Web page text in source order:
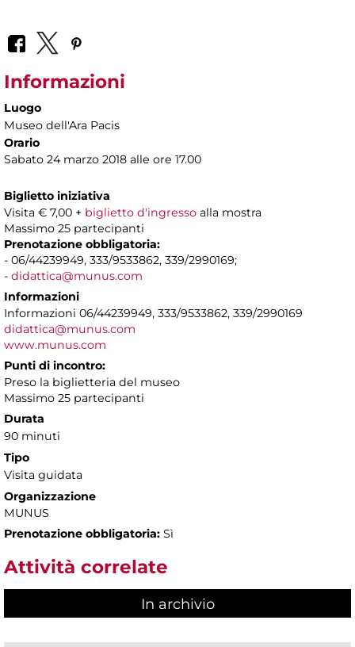
Informazioni
Luogo
Museo dell'Ara Pacis
Orario
Sabato 24 marzo 2018 alle ore 17.00
Biglietto iniziativa
Visita € 7,00 + biglietto d'ingresso alla mostra
Massimo 25 partecipanti
Prenotazione obbligatoria:
- 06/44239949, 333/9533862, 339/2990169;
- didattica@munus.com
Informazioni
Informazioni 06/44239949, 333/9533862, 339/2990169
didattica@munus.com
www.munus.com
Punti di incontro:
Preso la biglietteria del museo
Massimo 25 partecipanti
Durata
90 minuti
Tipo
Visita guidata
Organizzazione
MUNUS
Prenotazione obbligatoria: Sì
Attività correlate
In archivio